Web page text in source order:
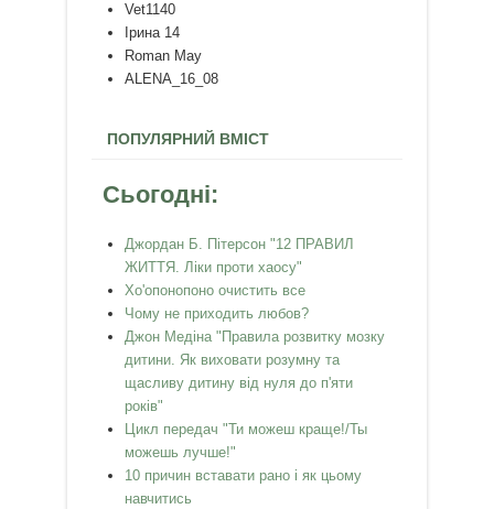
Vet1140
Ірина 14
Roman May
ALENA_16_08
ПОПУЛЯРНИЙ ВМІСТ
Сьогодні:
Джордан Б. Пітерсон "12 ПРАВИЛ
ЖИТТЯ. Ліки проти хаосу"
Хо'опонопоно очистить все
Чому не приходить любов?
Джон Медіна "Правила розвитку мозку
дитини. Як виховати розумну та
щасливу дитину від нуля до п'яти
років"
Цикл передач "Ти можеш краще!/Ты
можешь лучше!"
10 причин вставати рано і як цьому
навчитись